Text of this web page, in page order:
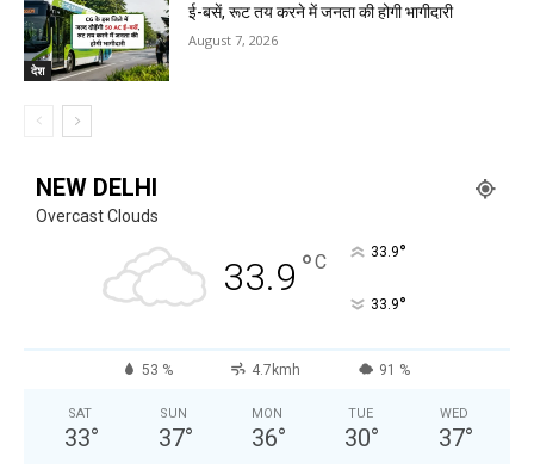
देश
ई-बसें, रूट तय करने में जनता की होगी भागीदारी
August 7, 2026
NEW DELHI
Overcast Clouds
33.9 °C 33.9°
33.9°
53 % 4.7kmh 91 %
SAT
33°
SUN
37°
MON
36°
TUE
30°
WED
37°